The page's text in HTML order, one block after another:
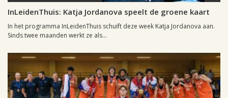
InLeidenThuis: Katja Jordanova speelt de groene kaart
In het programma InLeidenThuis schuift deze week Katja Jordanova aan.
Sinds twee maanden werkt ze als...